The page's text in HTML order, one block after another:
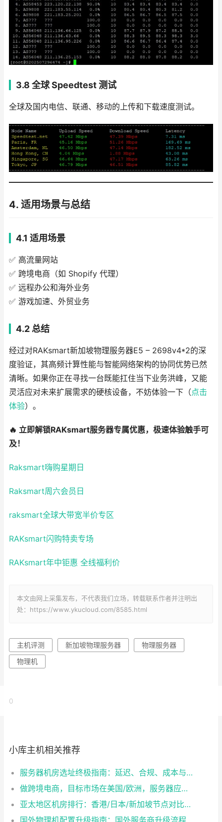
3.8 全球 Speedtest 测试
全球及国内电信、联通、移动的上传和下载速度测试。
4. 适用场景与总结
4.1 适用场景
✅ 高流量网站
✅ 跨境电商（如 Shopify 代理）
✅ 远程办公和海外业务
✅ 游戏加速、外贸业务
4.2 总结
经过对RAKsmart新加坡物理服务器E5 – 2698v4*2的深
度验证，其高频计算性能与智能网络架构的协同优势已然
清晰。如果你正在寻找一台既能扛住当下业务洪峰，又能
灵活应对未来扩展需求的硬核设备，不妨体验一下（点击
体验）。
🔥 立即解锁RAKsmart服务器专属优惠，极速体验触手可
及！
Raksmart嗨购星期日
Raksmart周六会员日
raksmart全球大带宽半价专区
RAKsmart闪购特卖专场
RAKsmart年中钜惠 全线福利价
本文由网上采集发布，不代表我们立场，转载联系作者并注明出
处：https://www.ykucloud.com/8585.html
主机评测 新加坡物理服务器
物理服务器
物理机
0
小库主机相关推荐
服务器机房选址终极指南：延迟、合规、成本与目标用户的平衡之道
做跨境电商，目标市场在美国/欧洲，服务器应该放在哪里？
亚太地区机房排行：香港/日本/新加坡节点对比，选对机房业务快人一步